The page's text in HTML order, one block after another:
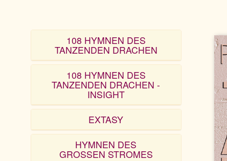
108 HYMNEN DES
TANZENDEN DRACHEN
108 HYMNEN DES
TANZENDEN DRACHEN -
INSIGHT
EXTASY
HYMNEN DES
GROSSEN STROMES